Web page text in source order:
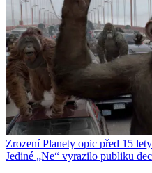
Zrození Planety opic před 15
Jediné „Ne“ vyrazilo publiku